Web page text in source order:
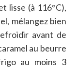
lisse (à 116°C),
mélangez bien
avant de
au beurre
au moins 3